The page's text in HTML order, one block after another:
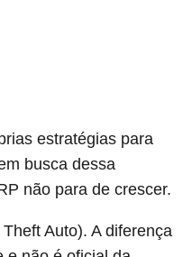
estratégias para
busca dessa
não para de crescer.
Auto). A diferença